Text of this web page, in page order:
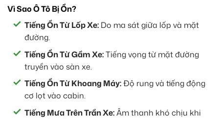
Vì Sao Ô Tô Bị Ồn?
Tiếng Ồn Từ Lốp Xe: Do ma sát giữa lốp và mặt
đường.
Tiếng Ồn Từ Gầm Xe:Tiếng vọng từ mặt đường
truyền vào sàn xe.
Tiếng Ồn Từ Khoang Máy:Độ rung và tiếng động
cơ lọt vào cabin.
Tiếng Mưa Trên Trần Xe:Âm thanh khó chịu khi